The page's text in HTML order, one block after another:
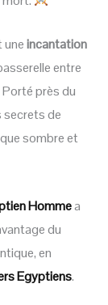
uneincantation
entre
près du
secrets de
sombre et
Hommea
du
en
Egyptiens.